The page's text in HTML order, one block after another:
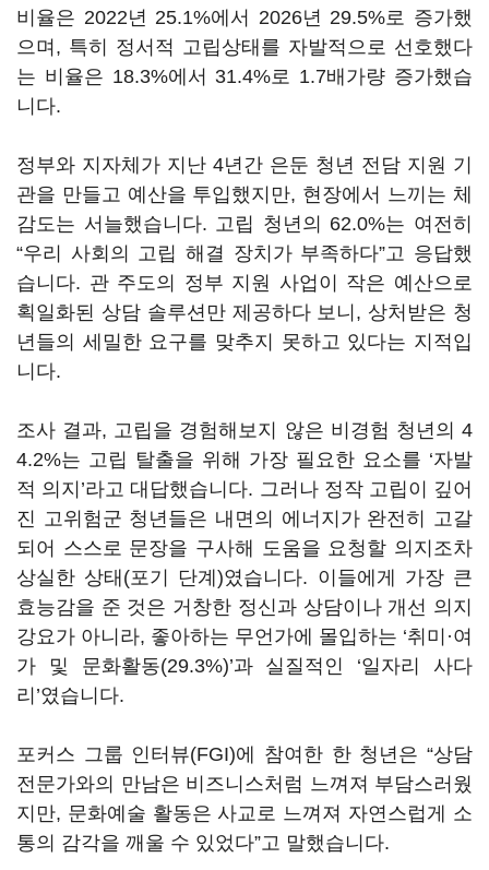
비율은 2022년 25.1%에서 2026년 29.5%로 증가했
으며, 특히 정서적 고립상태를 자발적으로 선호했다
는 비율은 18.3%에서 31.4%로 1.7배가량 증가했습
니다.
정부와 지자체가 지난 4년간 은둔 청년 전담 지원 기
관을 만들고 예산을 투입했지만, 현장에서 느끼는 체
감도는 서늘했습니다. 고립 청년의 62.0%는 여전히
“우리 사회의 고립 해결 장치가 부족하다”고 응답했
습니다. 관 주도의 정부 지원 사업이 작은 예산으로
획일화된 상담 솔루션만 제공하다 보니, 상처받은 청
년들의 세밀한 요구를 맞추지 못하고 있다는 지적입
니다.
조사 결과, 고립을 경험해보지 않은 비경험 청년의 4
4.2%는 고립 탈출을 위해 가장 필요한 요소를 ‘자발
적 의지’라고 대답했습니다. 그러나 정작 고립이 깊어
진 고위험군 청년들은 내면의 에너지가 완전히 고갈
되어 스스로 문장을 구사해 도움을 요청할 의지조차
상실한 상태(포기 단계)였습니다. 이들에게 가장 큰
효능감을 준 것은 거창한 정신과 상담이나 개선 의지
강요가 아니라, 좋아하는 무언가에 몰입하는 ‘취미·여
가 및 문화활동(29.3%)’과 실질적인 ‘일자리 사다
리’였습니다.
포커스 그룹 인터뷰(FGI)에 참여한 한 청년은 “상담
전문가와의 만남은 비즈니스처럼 느껴져 부담스러웠
지만, 문화예술 활동은 사교로 느껴져 자연스럽게 소
통의 감각을 깨울 수 있었다”고 말했습니다.